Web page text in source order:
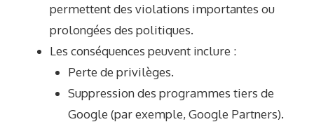
permettent des violations importantes ou
prolongées des politiques.
Les conséquences peuvent inclure :
Perte de privilèges.
Suppression des programmes tiers de
Google (par exemple, Google Partners).